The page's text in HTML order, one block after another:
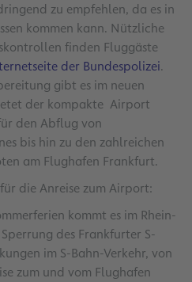
zu empfehlen, da es in
kommen kann. Nützliche
finden Fluggäste
der Bundespolizei.
gibt es im neuen
der kompakte Airport
den Abflug von
bis hin zu den zahlreichen
am Flughafen Frankfurt.
die Anreise zum Airport:
kommt es im Rhein-
des Frankfurter S-
im S-Bahn-Verkehr, von
zum und vom Flughafen